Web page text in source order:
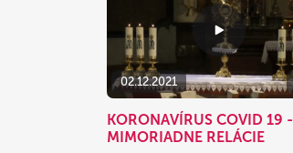
02.12.2021
KORONAVÍRUS COVID 19 -
MIMORIADNE RELÁCIE